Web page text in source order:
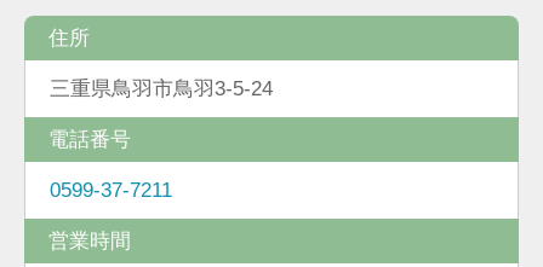
住所
三重県鳥羽市鳥羽3-5-24
電話番号
0599-37-7211
営業時間